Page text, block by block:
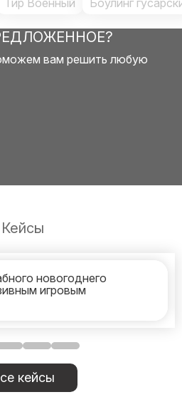
Тир Военный Боулинг
вам решить любую
Кейсы
новогоднего
игровым
кейсы